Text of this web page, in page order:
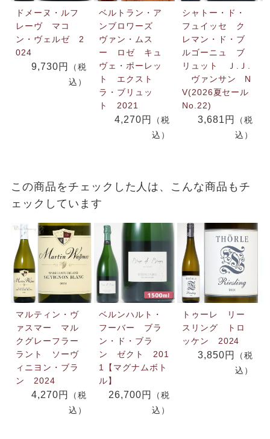
ドメーヌ・ルフ
レーヴ マコ
ン・ヴェルゼ 2
024
9,730円
（税
込）
ベルトラン・ア
ンブロワーズ
ヴァン・ムス
ー ロゼ キュ
ヴェ・ポーレッ
ト エクスト
ラ・ブリュッ
ト 2021
4,270円
（税
込）
シャトー・ド・
フュイッセ ク
レマン・ド・ブ
ルゴーニュ ブ
リュット Ｊ.Ｊ.
ヴァンサン N
V(2026夏セール
No.22)
3,681円
（税
込）
この商品をチェックした人は、こんな商品もチ
ェックしています
マルティン・ヴ
ァスマー マル
クグレーフラー
ラント ソーヴ
ィニヨン・ブラ
ン 2024
4,270円
（税
込）
ベルンハルト・
フーバー ブラ
ン・ド・ブラ
ン ゼクト 201
1【マグナムボト
ル】
26,700円
（税
込）
トゥーレ リー
スリング トロ
ッケン 2024
3,850円
（税
込）